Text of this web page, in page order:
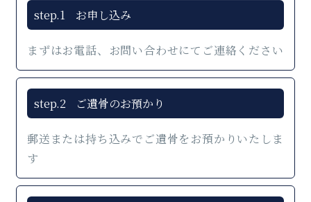
step.1 お申し込み
まずはお電話、お問い合わせにてご連絡ください
step.2 ご遺骨のお預かり
郵送または持ち込みでご遺骨をお預かりいたしま
す